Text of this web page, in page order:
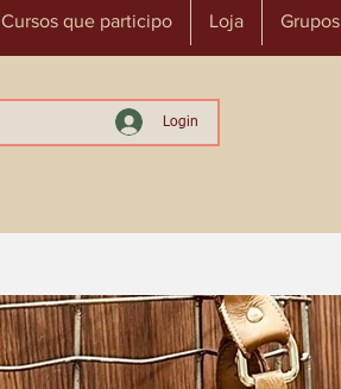
Cursos que participo Loja Grupos
Login